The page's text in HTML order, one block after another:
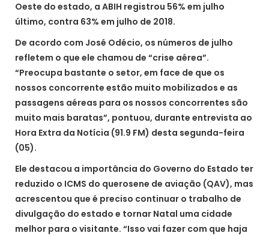
Oeste do estado, a ABIH registrou 56% em julho
último, contra 63% em julho de 2018.
De acordo com José Odécio, os números de julho
refletem o que ele chamou de “crise aérea”.
“Preocupa bastante o setor, em face de que os
nossos concorrente estão muito mobilizados e as
passagens aéreas para os nossos concorrentes são
muito mais baratas”, pontuou, durante entrevista ao
Hora Extra da Notícia (91.9 FM) desta segunda-feira
(05).
Ele destacou a importância do Governo do Estado ter
reduzido o ICMS do querosene de aviação (QAV), mas
acrescentou que é preciso continuar o trabalho de
divulgação do estado e tornar Natal uma cidade
melhor para o visitante. “Isso vai fazer com que haja